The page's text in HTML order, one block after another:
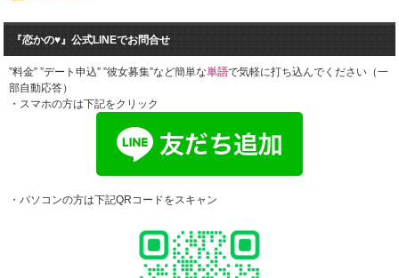
『恋かの♥』公式LINEでお問合せ
”料金” ”デート申込” ”彼女募集”など簡単な単語で気軽に打ち込んでください（一
部自動応答）
・スマホの方は下記をクリック
・パソコンの方は下記QRコードをスキャン